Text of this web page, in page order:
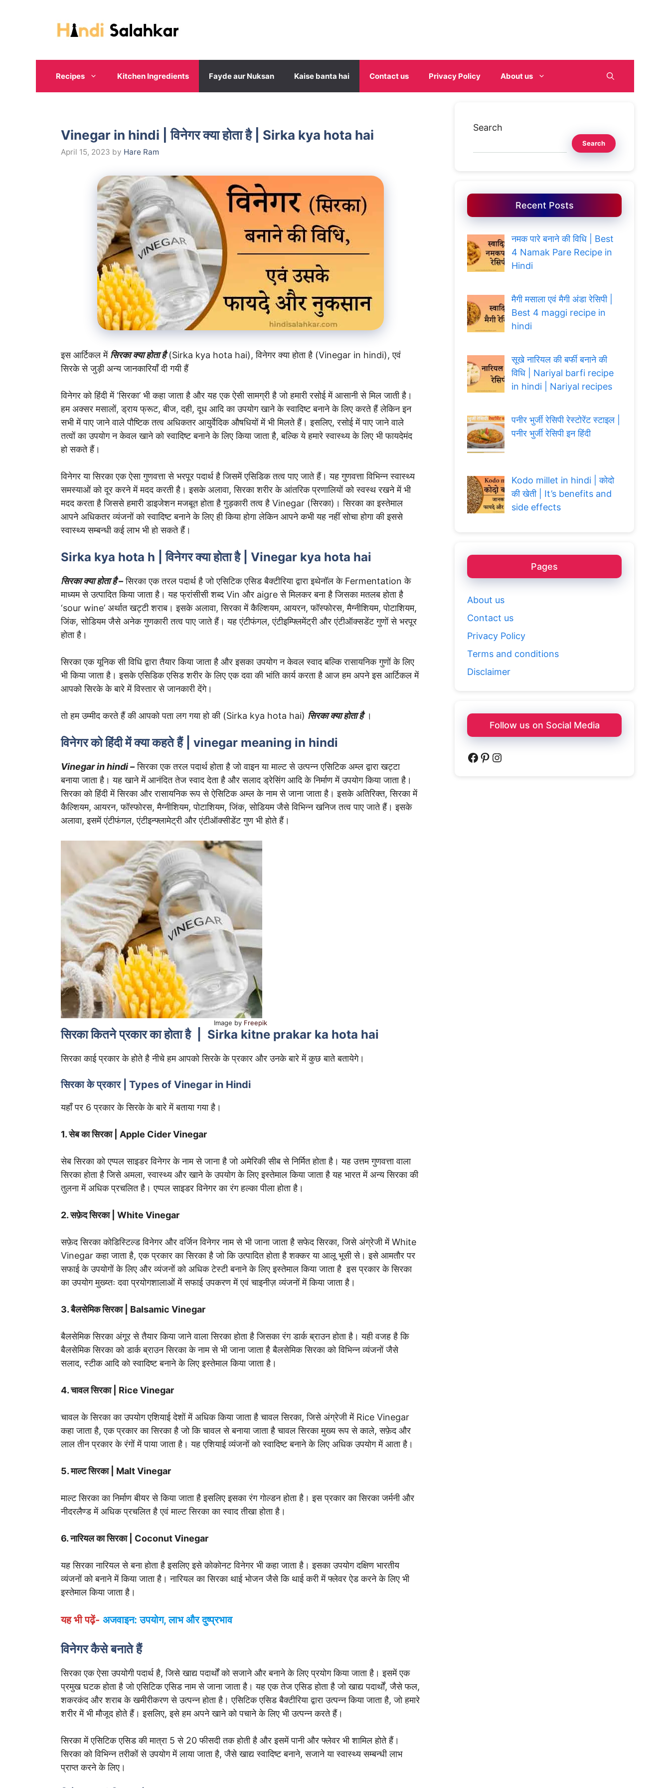
Recipes Kitchen Ingredients Fayde aur Nuksan Kaise banta hai Contact us Privacy Policy About us
Vinegar in hindi | विनेगर क्या होता है | Sirka kya hota hai
April 15, 2023 by Hare Ram
इस आर्टिकल में सिरका क्या होता है(Sirka kya hota hai), विनेगर क्या होता है (Vinegar in hindi), एवं
सिरके से जुड़ी अन्य जानकारियाँ दी गयी हैं
विनेगर को हिंदी में ‘सिरका’ भी कहा जाता है और यह एक ऐसी सामग्री है जो हमारी रसोई में आसानी से मिल जाती है।
हम अक्सर मसालों, ड्राय फ्रूट, बीज, दही, दूध आदि का उपयोग खाने के स्वादिष्ट बनाने के लिए करते हैं लेकिन इन
सभी में पाए जाने वाले पौष्टिक तत्व अधिकतर आयुर्वेदिक औषधियों में भी मिलते हैं। इसलिए, रसोई में पाए जाने वाले
तत्वों का उपयोग न केवल खाने को स्वादिष्ट बनाने के लिए किया जाता है, बल्कि ये हमारे स्वास्थ्य के लिए भी फायदेमंद
हो सकते हैं।
विनेगर या सिरका एक ऐसा गुणवत्ता से भरपूर पदार्थ है जिसमें एसिडिक तत्व पाए जाते हैं। यह गुणवत्ता विभिन्न स्वास्थ्य
समस्याओं को दूर करने में मदद करती है। इसके अलावा, सिरका शरीर के आंतरिक प्रणालियों को स्वस्थ रखने में भी
मदद करता है जिससे हमारी डाइजेशन मजबूत होता है गुड़कारी तत्व है Vinegar (सिरका)। सिरका का इस्तेमाल
आपने अधिकतर व्यंजनों को स्वादिष्ट बनाने के लिए ही किया होगा लेकिन आपने कभी यह नहीं सोचा होगा की इससे
स्वास्थ्य सम्बन्धी कई लाभ भी हो सकते हैं।
Sirka kya hota h | विनेगर क्या होता है | Vinegar kya hota hai
सिरका क्या होता है –सिरका एक तरल पदार्थ है जो एसिटिक एसिड बैक्टीरिया द्वारा इथेनॉल के Fermentation के
माध्यम से उत्पादित किया जाता है। यह फ्रांसीसी शब्द Vin और aigre से मिलकर बना है जिसका मतलब होता है
‘sour wine’ अर्थात खट्टी शराब। इसके अलावा, सिरका में कैल्शियम, आयरन, फॉस्फोरस, मैग्नीशियम, पोटाशियम,
जिंक, सोडियम जैसे अनेक गुणकारी तत्व पाए जाते हैं। यह एंटीफंगल, एंटीइम्फ्लिमेंट्री और एंटीऑक्सडेंट गुणों से भरपूर
होता है।
सिरका एक यूनिक सी विधि द्वारा तैयार किया जाता है और इसका उपयोग न केवल स्वाद बल्कि रासायनिक गुणों के लिए
भी किया जाता है। इसके एसिडिक एसिड शरीर के लिए एक दवा की भांति कार्य करता है आज हम अपने इस आर्टिकल में
आपको सिरके के बारे में विस्तार से जानकारी देंगे।
तो हम उम्मीद करते हैं की आपको पता लग गया हो की (Sirka kya hota hai) सिरका क्या होता है।
विनेगर को हिंदी में क्या कहते हैं | vinegar meaning in hindi
Vinegar in hindi –सिरका एक तरल पदार्थ होता है जो वाइन या माल्ट से उत्पन्न एसिटिक अम्ल द्वारा खट्टा
बनाया जाता है। यह खाने में आनंदित तेज स्वाद देता है और सलाद ड्रेसिंग आदि के निर्माण में उपयोग किया जाता है।
सिरका को हिंदी में सिरका और रासायनिक रूप से ऐसिटिक अम्ल के नाम से जाना जाता है। इसके अतिरिक्त, सिरका में
कैल्शियम, आयरन, फॉस्फोरस, मैग्नीशियम, पोटाशियम, जिंक, सोडियम जैसे विभिन्न खनिज तत्व पाए जाते हैं। इसके
अलावा, इसमें एंटीफंगल, एंटीइन्फ्लामेट्री और एंटीऑक्सीडेंट गुण भी होते हैं।
Image by Freepik
सिरका कितने प्रकार का होता है | Sirka kitne prakar ka hota hai
सिरका काई प्रकार के होते है नीचे हम आपको सिरके के प्रकार और उनके बारे में कुछ बाते बतायेगे।
सिरका के प्रकार | Types of Vinegar in Hindi
यहाँ पर 6 प्रकार के सिरके के बारे में बताया गया है।
1. सेब का सिरका | Apple Cider Vinegar
सेब सिरका को एप्पल साइडर विनेगर के नाम से जाना है जो अमेरिकी सीब से निर्मित होता है। यह उत्तम गुणवत्ता वाला
सिरका होता है जिसे अमला, स्वास्थ्य और खाने के उपयोग के लिए इस्तेमाल किया जाता है यह भारत में अन्य सिरका की
तुलना में अधिक प्रचलित है। एप्पल साइडर विनेगर का रंग हल्का पीला होता है।
2. सफ़ेद सिरका | White Vinegar
सफ़ेद सिरका कोडिस्टिल्ड विनेगर और वर्जिन विनेगर नाम से भी जाना जाता है सफेद सिरका, जिसे अंग्रेजी में White
Vinegar कहा जाता है, एक प्रकार का सिरका है जो कि उत्पादित होता है शक्कर या आलू भूसी से। इसे आमतौर पर
सफाई के उपयोगों के लिए और व्यंजनों को अधिक टेस्टी बनाने के लिए इस्तेमाल किया जाता है इस प्रकार के सिरका
का उपयोग मुख्य्तः दवा प्रयोगशालाओं में सफाई उपकरण में एवं चाइनीज़ व्यंजनों में किया जाता है।
3. बैलसेमिक सिरका | Balsamic Vinegar
बैलसेमिक सिरका अंगूर से तैयार किया जाने वाला सिरका होता है जिसका रंग डार्क ब्राउन होता है। यही वजह है कि
बैलसेमिक सिरका को डार्क ब्राउन सिरका के नाम से भी जाना जाता है बैलसेमिक सिरका को विभिन्न व्यंजनों जैसे
सलाद, स्टीक आदि को स्वादिष्ट बनाने के लिए इस्तेमाल किया जाता है।
4. चावल सिरका | Rice Vinegar
चावल के सिरका का उपयोग एशियाई देशों में अधिक किया जाता है चावल सिरका, जिसे अंग्रेजी में Rice Vinegar
कहा जाता है, एक प्रकार का सिरका है जो कि चावल से बनाया जाता है चावल सिरका मुख्य रूप से काले, सफ़ेद और
लाल तीन प्रकार के रंगों में पाया जाता है। यह एशियाई व्यंजनों को स्वादिष्ट बनाने के लिए अधिक उपयोग में आता है।
5. माल्ट सिरका | Malt Vinegar
माल्ट सिरका का निर्माण बीयर से किया जाता है इसलिए इसका रंग गोल्डन होता है। इस प्रकार का सिरका जर्मनी और
नीदरलैण्ड में अधिक प्रचलित है एवं माल्ट सिरका का स्वाद तीखा होता है।
6. नारियल का सिरका | Coconut Vinegar
यह सिरका नारियल से बना होता है इसलिए इसे कोकोनट विनेगर भी कहा जाता है। इसका उपयोग दक्षिण भारतीय
व्यंजनों को बनाने में किया जाता है। नारियल का सिरका थाई भोजन जैसे कि थाई करी में फ्लेवर ऐड करने के लिए भी
इस्तेमाल किया जाता है।
यह भी पढ़ें- अजवाइन: उपयोग, लाभ और दुष्प्रभाव
विनेगर कैसे बनाते हैं
सिरका एक ऐसा उपयोगी पदार्थ है, जिसे खाद्य पदार्थों को सजाने और बनाने के लिए प्रयोग किया जाता है। इसमें एक
प्रमुख घटक होता है जो एसिटिक एसिड नाम से जाना जाता है। यह एक तेज एसिड होता है जो खाद्य पदार्थों, जैसे फल,
शकरकंद और शराब के खमीरीकरण से उत्पन्न होता है। एसिटिक एसिड बैक्टीरिया द्वारा उत्पन्न किया जाता है, जो हमारे
शरीर में भी मौजूद होते हैं। इसलिए, इसे हम अपने खाने को पचाने के लिए भी उत्पन्न करते हैं।
सिरका में एसिटिक एसिड की मात्रा 5 से 20 फीसदी तक होती है और इसमें पानी और फ्लेवर भी शामिल होते हैं।
सिरका को विभिन्न तरीकों से उपयोग में लाया जाता है, जैसे खाद्य स्वादिष्ट बनाने, सजाने या स्वास्थ्य सम्बन्धी लाभ
प्राप्त करने के लिए।
Search
Search
Recent Posts
नमक पारे बनाने की विधि | Best
4 Namak Pare Recipe in
Hindi
मैगी मसाला एवं मैगी अंडा रेसिपी |
Best 4 maggi recipe in
hindi
सूखे नारियल की बर्फी बनाने की
विधि | Nariyal barfi recipe
in hindi | Nariyal recipes
पनीर भुर्जी रेसिपी रेस्टोरेंट स्टाइल |
पनीर भुर्जी रेसिपी इन हिंदी
Kodo millet in hindi | कोदो
की खेती | It’s benefits and
side effects
Pages
About us
Contact us
Privacy Policy
Terms and conditions
Disclaimer
Follow us on Social Media
Facebook
Pinterest
Instagram